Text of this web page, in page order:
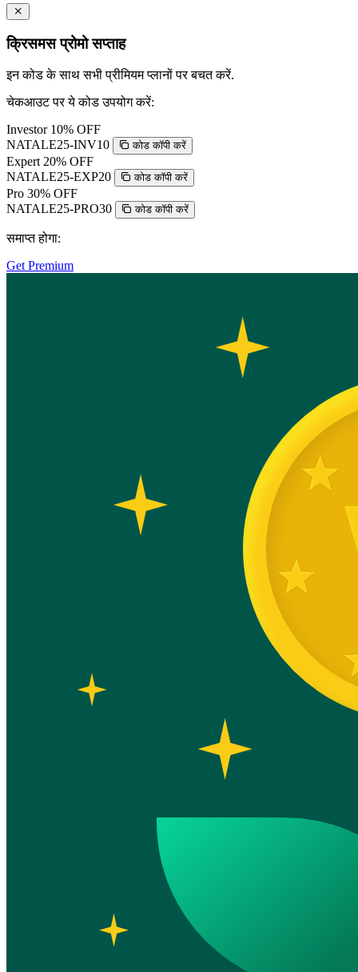
क्रिसमस प्रोमो सप्ताह
इन कोड के साथ सभी प्रीमियम प्लानों पर बचत करें.
चेकआउट पर ये कोड उपयोग करें:
Investor 10% OFF
NATALE25-INV10
कोड कॉपी करें
Expert 20% OFF
NATALE25-EXP20
कोड कॉपी करें
Pro 30% OFF
NATALE25-PRO30
कोड कॉपी करें
समाप्त होगा:
Get Premium